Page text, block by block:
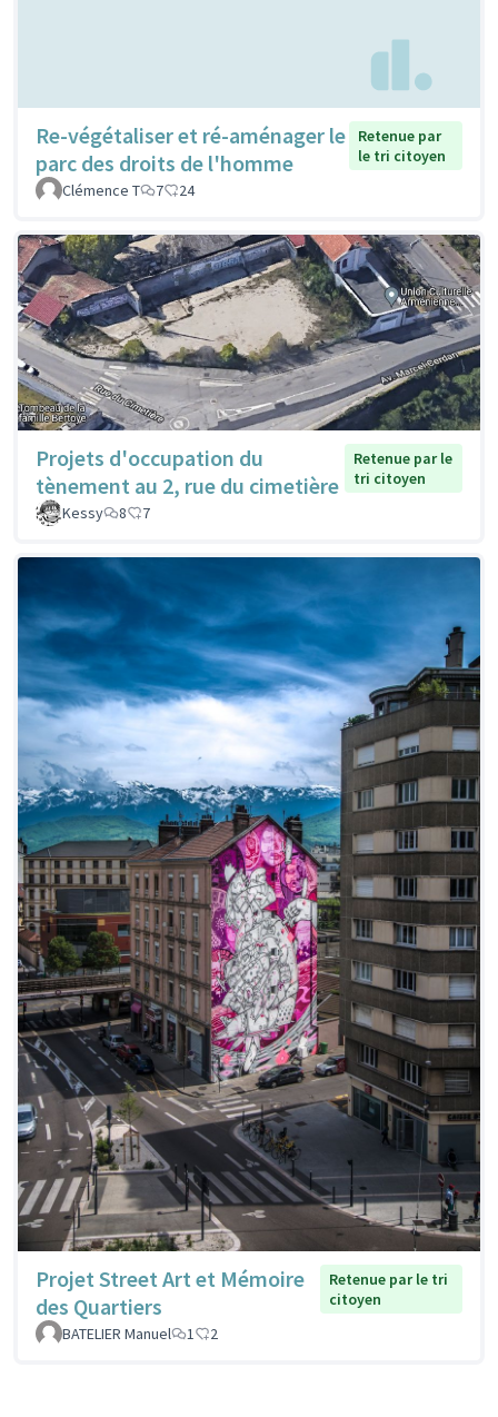
Re-végétaliser et ré-aménager le
parc des droits de l'homme
Retenue par
le tri citoyen
Clémence T
7 24
Projets d'occupation du
tènement au 2, rue du cimetière
Retenue par le
tri citoyen
Kessy
8 7
Projet Street Art et Mémoire
des Quartiers
Retenue par le tri
citoyen
BATELIER Manuel
1 2